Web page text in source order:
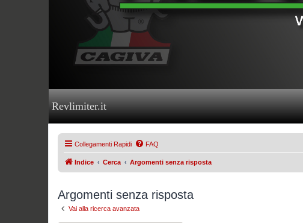
Revlimiter.it
Collegamenti Rapidi FAQ
Indice Cerca Argomenti senza risposta
Argomenti senza risposta
Vai alla ricerca avanzata